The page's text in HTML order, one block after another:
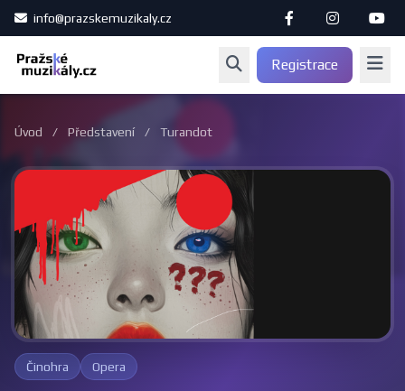
info@prazskemuzikaly.cz
Registrace
Úvod / Představení / Turandot
Činohra Opera